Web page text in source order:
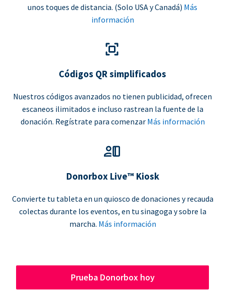
unos toques de distancia. (Solo USA y Canadá) Más
información
Códigos QR simplificados
Nuestros códigos avanzados no tienen publicidad, ofrecen
escaneos ilimitados e incluso rastrean la fuente de la
donación. Regístrate para comenzar Más información
Donorbox Live™ Kiosk
Convierte tu tableta en un quiosco de donaciones y recauda
colectas durante los eventos, en tu sinagoga y sobre la
marcha. Más información
Prueba Donorbox hoy